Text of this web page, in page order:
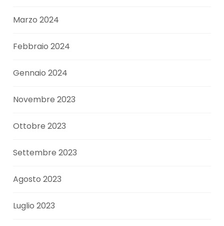
Marzo 2024
Febbraio 2024
Gennaio 2024
Novembre 2023
Ottobre 2023
Settembre 2023
Agosto 2023
Luglio 2023